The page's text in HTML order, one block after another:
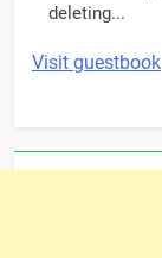
deleting...
Visit guestbook